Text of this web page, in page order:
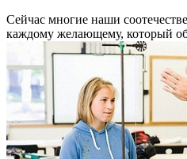
Сейчас многие наши
каждому желающему, который